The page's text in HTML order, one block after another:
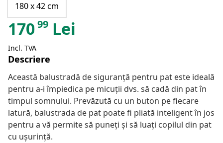
180 x 42 cm
17099 Lei
Incl. TVA
Descriere
Această balustradă de siguranță pentru pat este ideală
pentru a-i împiedica pe micuții dvs. să cadă din pat în
timpul somnului. Prevăzută cu un buton pe fiecare
latură, balustrada de pat poate fi pliată inteligent în jos
pentru a vă permite să puneți și să luați copilul din pat
cu ușurință.